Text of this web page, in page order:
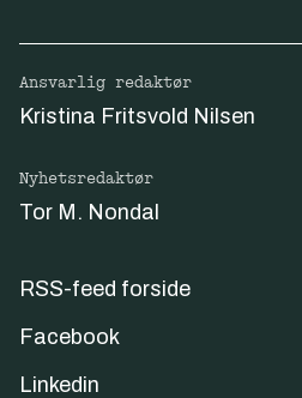
Ansvarlig redaktør
Kristina Fritsvold Nilsen
Nyhetsredaktør
Tor M. Nondal
RSS-feed forside
Facebook
Linkedin